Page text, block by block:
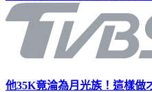
他35K竟淪為月光族！這樣做